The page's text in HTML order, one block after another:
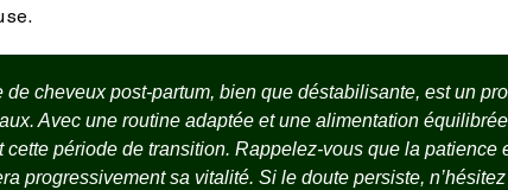
de cheveux post-partum, bien que déstabilisante, est un
Avec une routine adaptée et une alimentation
cette période de transition. Rappelez-vous que la patience
progressivement sa vitalité. Si le doute persiste,